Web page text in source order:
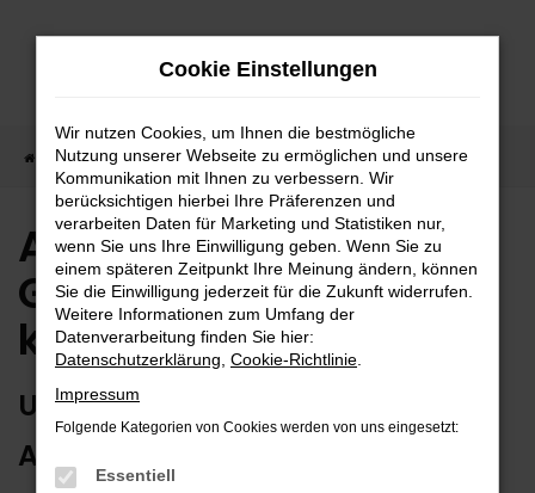
Zum
Startseite Audi Audi Q3 Audi Q3 Gebrauchtwagen kaufen
Audi Q3
Gebrauchtwagen
kaufen
UNSERE ARGUMENTE FÜR EINEN
AUDI Q3 GEBRAUCHTWAGEN
Cookie Einstellungen
Wir nutzen Cookies, um Ihnen die bestmögliche
Nutzung unserer Webseite zu ermöglichen und unsere
Kommunikation mit Ihnen zu verbessern. Wir
berücksichtigen hierbei Ihre Präferenzen und
verarbeiten Daten für Marketing und Statistiken nur,
wenn Sie uns Ihre Einwilligung geben. Wenn Sie zu
einem späteren Zeitpunkt Ihre Meinung ändern, können
Sie die Einwilligung jederzeit für die Zukunft widerrufen.
Weitere Informationen zum Umfang der
Datenverarbeitung finden Sie hier:
Datenschutzerklärung Cookie-Richtlinie
Impressum
Folgende Kategorien von Cookies werden von uns eingesetzt:
Essentiell